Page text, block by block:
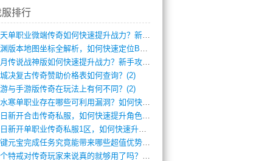
服排行
逆天单职业微端传奇如何快速提升战力？新手(4)
龙渊版本地图坐标全解析，如何快速定位BO(3)
红月传说战神版如何快速提升战力？新手攻略(3)
决复古传奇赞助价格表如何查询？(2)
与手游版传奇在玩法上有何不同？(2)
逆水寒单职业存在哪些可利用漏洞？如何快速(1)
今日新开合击传奇私服，如何快速提升角色战(0)
今日新开单职业传奇私服1区，如何快速升级(0)
一键元宝完成任务究竟能带来哪些超值优势？(0)
一个特戒对传奇玩家来说真的就够用了吗？(0)